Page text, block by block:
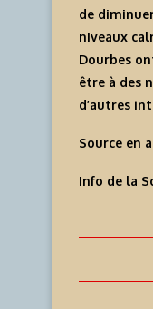
de
niveaux
Dourbes
être à des
d’autres
Source en
Info de la